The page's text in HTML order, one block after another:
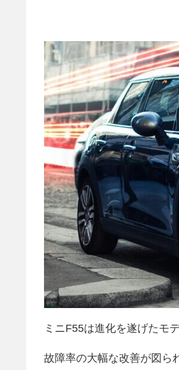
ミニF55は進化を遂げたモ
故障率の大幅な改善が図ら